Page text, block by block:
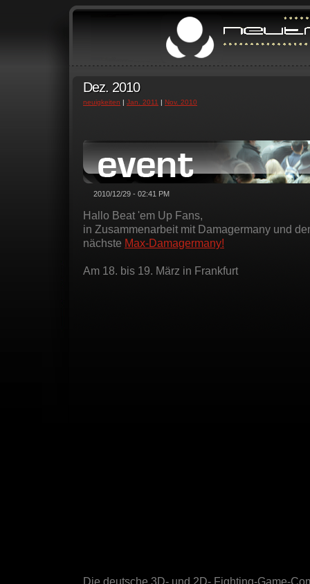
Dez. 2010
neuigkeiten | Jan. 2011 | Nov. 2010
2010/12/29 - 02:41 PM
Hallo Beat 'em Up Fans,
in Zusammenarbeit mit Damagermany und
nächste Max-Damagermany!
Am 18. bis 19. März in Frankfurt
Die deutsche 3D- und 2D- Fighting-Game-